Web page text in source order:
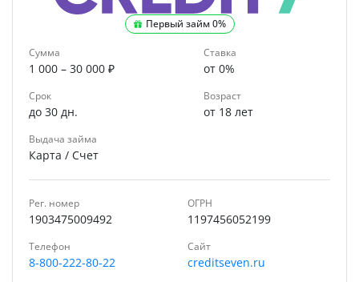
Помощь
Первый займ 0%
Сумма
1 000 – 30 000 ₽
Ставка
от 0%
Срок
до 30 дн.
Возраст
от 18 лет
Выдача займа
Карта / Cчет
Рег. номер
1903475009492
ОГРН
1197456052199
Телефон
8-800-222-80-22
Cайт
creditseven.ru